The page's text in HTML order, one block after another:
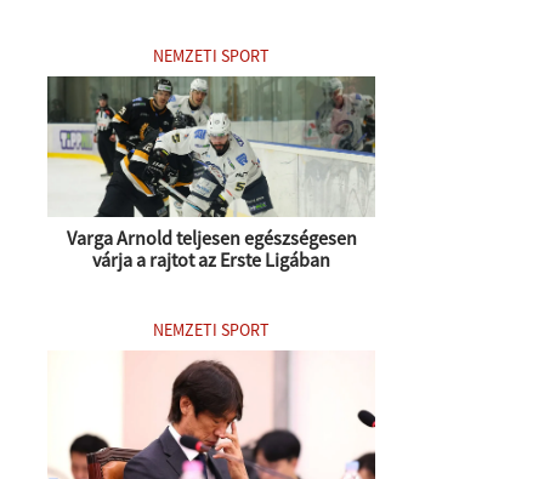
NEMZETI SPORT
Varga Arnold teljesen egészségesen
várja a rajtot az Erste Ligában
NEMZETI SPORT